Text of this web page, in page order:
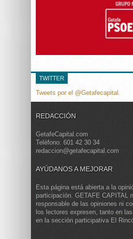
TWITTER
Tweets por el @Getafecapital.
REDACCIÓN
GetafeCapital.com
Teléfono: 601 42 30 34
redaccion@getafecapital.com
AYÚDANOS A MEJORAR
Esta página está abierta a la
participación. GETAFE CAPITAL
responsable de las opiniones ni
los lectores expresen, tanto en
en la sección participativa El